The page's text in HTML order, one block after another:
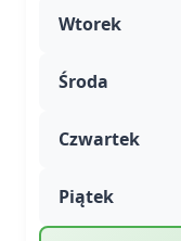
Wtorek
Środa
Czwartek
Piątek